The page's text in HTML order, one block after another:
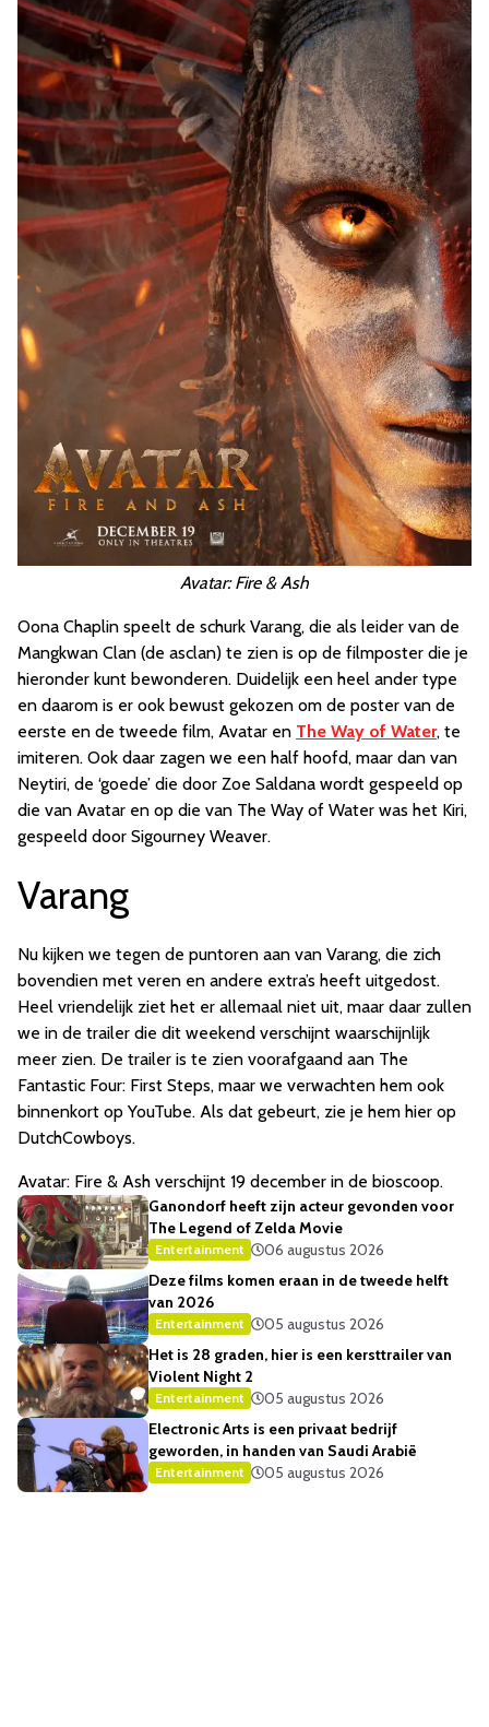
Avatar: Fire & Ash
Oona Chaplin speelt de schurk Varang, die als leider van de
Mangkwan Clan (de asclan) te zien is op de filmposter die je
hieronder kunt bewonderen. Duidelijk een heel ander type
en daarom is er ook bewust gekozen om de poster van de
eerste en de tweede film, Avatar en The Way of Water, te
imiteren. Ook daar zagen we een half hoofd, maar dan van
Neytiri, de ‘goede’ die door Zoe Saldana wordt gespeeld op
die van Avatar en op die van The Way of Water was het Kiri,
gespeeld door Sigourney Weaver.
Varang
Nu kijken we tegen de puntoren aan van Varang, die zich
bovendien met veren en andere extra’s heeft uitgedost.
Heel vriendelijk ziet het er allemaal niet uit, maar daar zullen
we in de trailer die dit weekend verschijnt waarschijnlijk
meer zien. De trailer is te zien voorafgaand aan The
Fantastic Four: First Steps, maar we verwachten hem ook
binnenkort op YouTube. Als dat gebeurt, zie je hem hier op
DutchCowboys.
Avatar: Fire & Ash verschijnt 19 december in de bioscoop.
Ganondorf heeft zijn acteur gevonden voor
The Legend of Zelda Movie
Entertainment
06 augustus 2026
Deze films komen eraan in de tweede helft
van 2026
Entertainment
05 augustus 2026
Het is 28 graden, hier is een kersttrailer van
Violent Night 2
Entertainment
05 augustus 2026
Electronic Arts is een privaat bedrijf
geworden, in handen van Saudi Arabië
Entertainment 05 augustus 2026